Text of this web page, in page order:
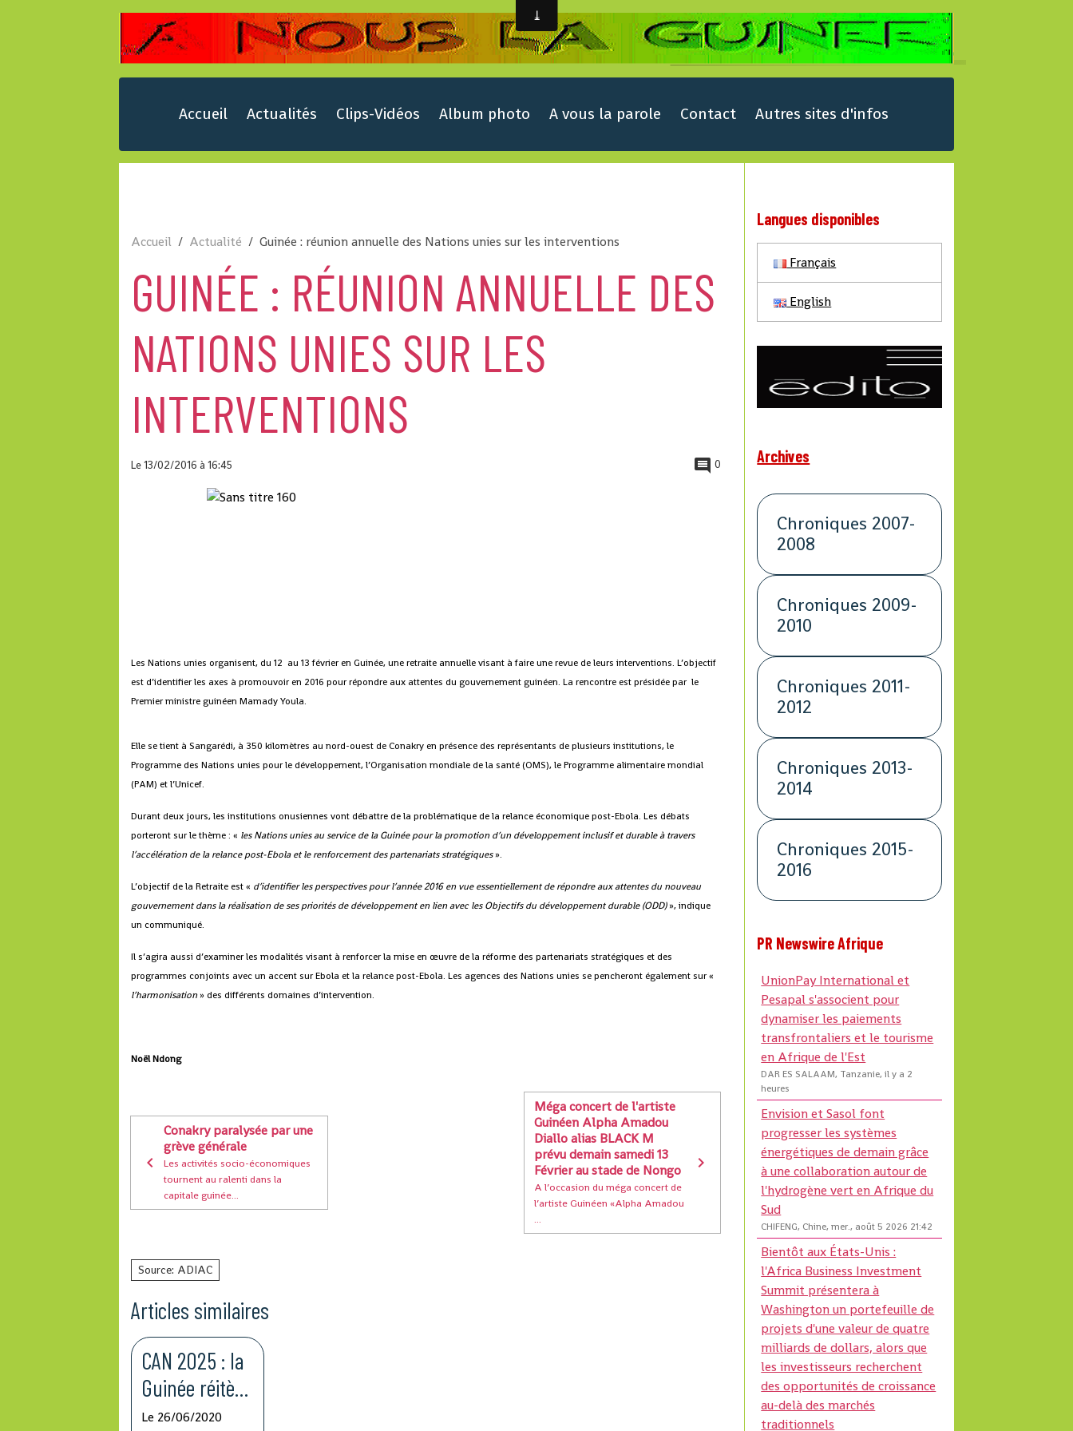
Accueil Actualités Clips-Vidéos Album photo A vous la parole Contact Autres sites d'infos
Accueil Actualité Guinée : réunion annuelle des Nations unies sur les interventions
GUINÉE : RÉUNION ANNUELLE DES
NATIONS UNIES SUR LES
INTERVENTIONS
Le 13/02/2016à 16:45 0
Les Nations unies organisent, du 12 au 13 février en Guinée, une retraite annuelle visant à faire une revue de leurs interventions.L’objectif
est d’identifier les axes à promouvoir en 2016 pour répondre aux attentes du gouvernement guinéen. La rencontre est présidée par le
Premier ministre guinéen Mamady Youla.
Elle se tient à Sangarédi, à 350 kilomètres au nord-ouest de Conakry en présence des représentants de plusieurs institutions, le
Programme des Nations unies pour le développement, l’Organisation mondiale de la santé (OMS), le Programme alimentaire mondial
(PAM) et l’Unicef.
Durant deux jours, les institutions onusiennes vont débattre de la problématique de la relance économique post-Ebola. Les débats
porteront sur le thème : « les Nations unies au service de la Guinée pour la promotion d’un développement inclusif et durable à travers
l’accélération de la relance post-Ebola et le renforcement des partenariats stratégiques».
L’objectif de la Retraite est « d’identifier les perspectives pour l’année 2016 en vue essentiellement de répondre aux attentes du nouveau
gouvernement dans la réalisation de ses priorités de développement en lien avec les Objectifs du développement durable (ODD)», indique
un communiqué.
Il s’agira aussi d’examiner les modalités visant à renforcer la mise en œuvre de la réforme des partenariats stratégiques et des
programmes conjoints avec un accent sur Ebola et la relance post-Ebola. Les agences des Nations unies se pencheront également sur «
l’harmonisation» des différents domaines d’intervention.
Noël Ndong
Conakry paralysée par une
grève générale
Les activités socio-économiques
tournent au ralenti dans la
capitale guinée...
Méga concert de l'artiste
Guinéen Alpha Amadou
Diallo alias BLACK M
prévu demain samedi 13
Février au stade de Nongo
A l’occasion du méga concert de
l’artiste Guinéen «Alpha Amadou
...
Source: ADIAC
Articles similaires
CAN 2025 : la
Guinée réitère
son
Le 26/06/2020
Langues disponibles
Français
English
Archives
Chroniques 2007-
2008
Chroniques 2009-
2010
Chroniques 2011-
2012
Chroniques 2013-
2014
Chroniques 2015-
2016
PR Newswire Afrique
UnionPay International et
Pesapal s'associent pour
dynamiser les paiements
transfrontaliers et le tourisme
en Afrique de l'Est
DAR ES SALAAM, Tanzanie, il y a 2
heures
Envision et Sasol font
progresser les systèmes
énergétiques de demain grâce
à une collaboration autour de
l'hydrogène vert en Afrique du
Sud
CHIFENG, Chine, mer., août 5 2026 21:42
Bientôt aux États-Unis :
l'Africa Business Investment
Summit présentera à
Washington un portefeuille de
projets d'une valeur de quatre
milliards de dollars, alors que
les investisseurs recherchent
des opportunités de croissance
au-delà des marchés
traditionnels